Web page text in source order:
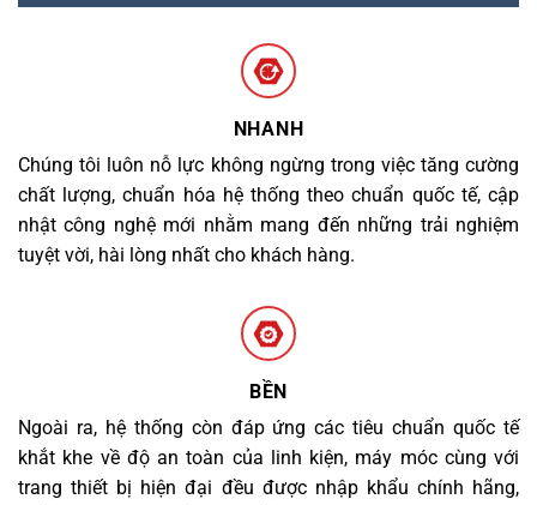
NHANH
Chúng tôi luôn nỗ lực không ngừng trong việc tăng cường
chất lượng, chuẩn hóa hệ thống theo chuẩn quốc tế, cập
nhật công nghệ mới nhằm mang đến những trải nghiệm
tuyệt vời, hài lòng nhất cho khách hàng.
BỀN
Ngoài ra, hệ thống còn đáp ứng các tiêu chuẩn quốc tế
khắt khe về độ an toàn của linh kiện, máy móc cùng với
trang thiết bị hiện đại đều được nhập khẩu chính hãng,